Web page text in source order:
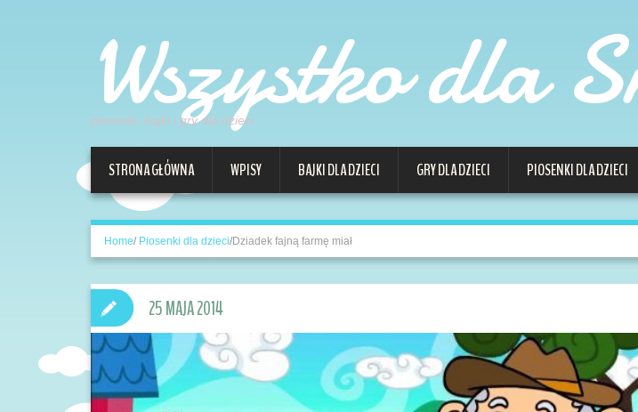
Wszystko dla
piosenki, bajki i gry dla dzieci
STRONA GŁÓWNA WPISY BAJKI DLA DZIECI GRY DLA DZIECI PIOSENKI DLA DZIECI
Home/ Piosenki dla dzieci/Dziadek fajną farmę miał
25 MAJA 2014